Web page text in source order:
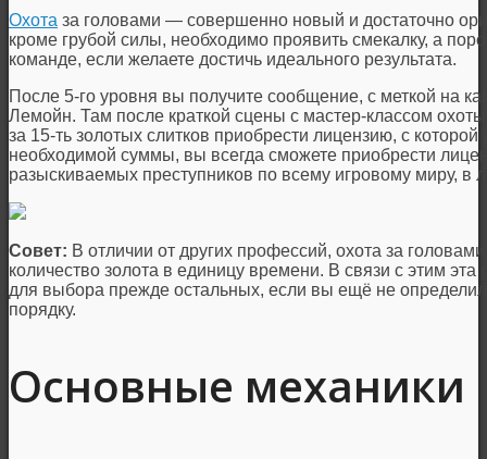
Охота за головами — совершенно новый и достаточно
кроме грубой силы, необходимо проявить смекалку, а
команде, если желаете достичь идеального результата.
После 5-го уровня вы получите сообщение, с меткой на
Лемойн. Там после краткой сцены с мастер-классом
за 15-ть золотых слитков приобрести лицензию, с
необходимой суммы, вы всегда сможете приобрести
разыскиваемых преступников по всему игровому миру, в
Совет: В отличии от других профессий, охота за
количество золота в единицу времени. В связи с этим
для выбора прежде остальных, если вы ещё не
порядку.
Основные механики